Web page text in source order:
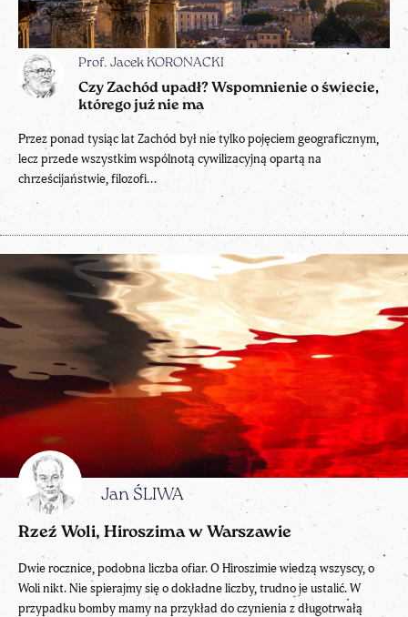
Prof. Jacek KORONACKI
Czy Zachód upadł? Wspomnienie o świecie,
którego już nie ma
Przez ponad tysiąc lat Zachód był nie tylko pojęciem geograficznym,
lecz przede wszystkim wspólnotą cywilizacyjną opartą na
chrześcijaństwie, filozofi...
Jan ŚLIWA
Rzeź Woli, Hiroszima w Warszawie
Dwie rocznice, podobna liczba ofiar. O Hiroszimie wiedzą wszyscy, o
Woli nikt. Nie spierajmy się o dokładne liczby, trudno je ustalić. W
przypadku bomby mamy na przykład do czynienia z długotrwałą